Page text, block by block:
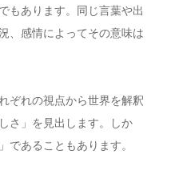
もあります。同じ言葉や出
、感情によってその意味は
ぞれの視点から世界を解釈
さ」を見出します。しか
であることもあります。